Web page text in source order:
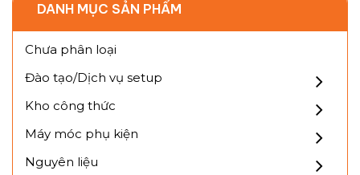
DANH MỤC SẢN PHẨM
Chưa phân loại
Đào tạo/Dịch vụ setup
Kho công thức
Máy móc phụ kiện
Nguyên liệu